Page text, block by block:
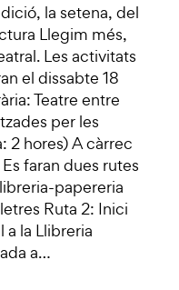
la setena, del
Llegim més,
Les activitats
el dissabte 18
Teatre entre
per les
2 hores) A càrrec
faran dues rutes
papereria
Ruta 2: Inici
a la Llibreria
a…